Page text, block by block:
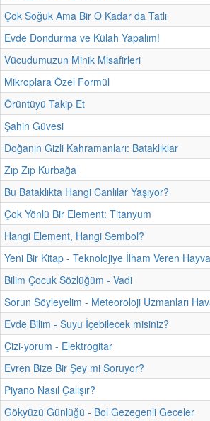
Çok Soğuk Ama Bir O Kadar da Tatlı
Evde Dondurma ve Külah Yapalım!
Vücudumuzun Minik Misafirleri
Mikroplara Özel Formül
Örüntüyü Takip Et
Şahin Güvesi
Doğanın Gizli Kahramanları: Bataklıklar
Zıp Zıp Kurbağa
Bu Bataklıkta Hangi Canlılar Yaşıyor?
Çok Yönlü Bir Element: Titanyum
Hangi Element, Hangi Sembol?
Yeni Bir Kitap - Teknolojiye İlham Veren
Bilim Çocuk Sözlüğüm - Vadi
Sorun Söyleyelim - Meteoroloji Uzmanları
Evde Bilim - Suyu İçebilecek misiniz?
Çizi-yorum - Elektrogitar
Evren Bize Bir Şey mi Soruyor?
Piyano Nasıl Çalışır?
Gökyüzü Günlüğü - Bol Gezegenli Geceler